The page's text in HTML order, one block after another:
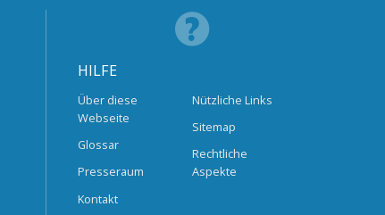
HILFE
Über diese
Webseite
Glossar
Presseraum
Kontakt
Nützliche Links
Sitemap
Rechtliche
Aspekte